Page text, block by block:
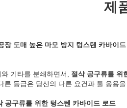
제
장 도매 높은 마모 방지 텅스텐 카바이
기타를 분쇄하면서, 절삭 공구류를 위
른 등급은 당신의 다른 요건과 툴 응용
공구류를 위한 텅스텐 카바이드 로드